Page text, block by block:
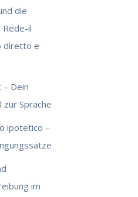
die
il
diretto e
– Dein
zur Sprache
ipotetico –
im